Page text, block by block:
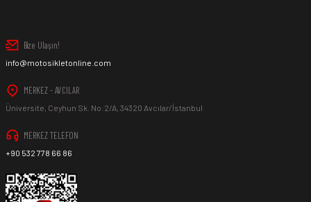
Bize Ulaşın!
info@motosikletonline.com
MERKEZ - AVCILAR
Üniversite, Ceyhun Sk. No:2/A, 34320 Avcılar/İstanbul
MERKEZ TELEFON
+90 532 778 66 86